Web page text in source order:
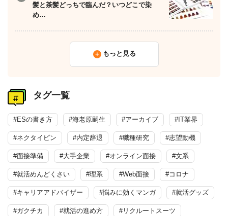
髪と茶髪どっちで臨んだ？いつどこで染
め…
もっと見る
タグ一覧
#ESの書き方 #海老原嗣生 #アーカイブ #IT業界
#ネクタイピン #内定辞退 #職種研究 #志望動機
#面接準備 #大手企業 #オンライン面接 #文系
#就活めんどくさい #理系 #Web面接 #コロナ
#キャリアアドバイザー #悩みに効くマンガ #就活グッズ
#ガクチカ #就活の進め方 #リクルートスーツ